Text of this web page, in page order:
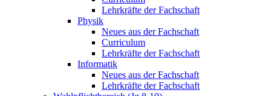
Lehrkräfte der Fachschaft
Physik
Neues aus der Fachschaft
Curriculum
Lehrkräfte der Fachschaft
Informatik
Neues aus der Fachschaft
Lehrkräfte der Fachschaft